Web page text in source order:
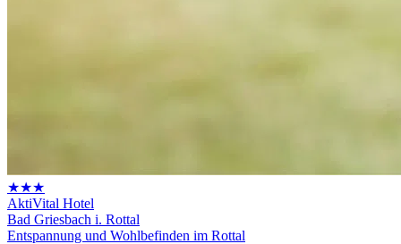
★★★
AktiVital Hotel
Bad Griesbach i. Rottal
Entspannung und Wohlbefinden im Rottal